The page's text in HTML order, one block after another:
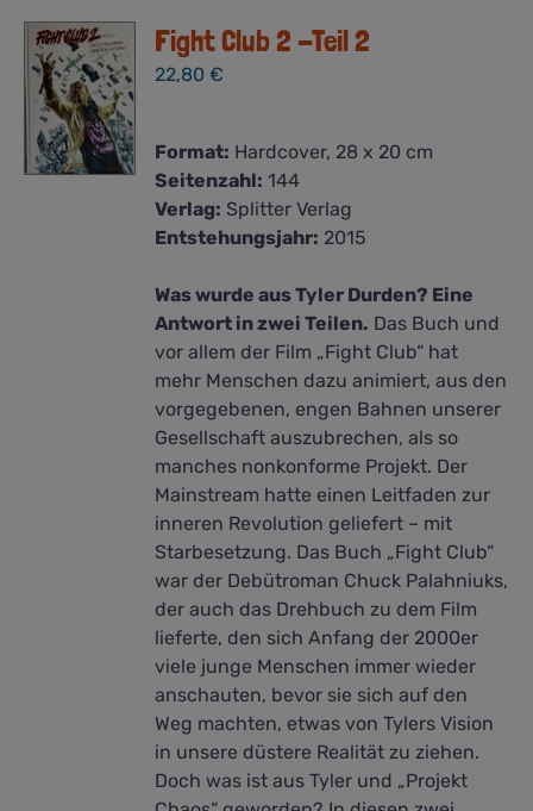
Fight Club 2 -Teil 2
22,80€
Format: Hardcover, 28 x 20 cm
Seitenzahl: 144
Verlag: Splitter Verlag
Entstehungsjahr: 2015
Was wurde aus Tyler Durden? Eine
Antwort in zwei Teilen. Das Buch und
vor allem der Film „Fight Club“ hat
mehr Menschen dazu animiert, aus den
vorgegebenen, engen Bahnen unserer
Gesellschaft auszubrechen, als so
manches nonkonforme Projekt. Der
Mainstream hatte einen Leitfaden zur
inneren Revolution geliefert – mit
Starbesetzung. Das Buch „Fight Club“
war der Debütroman Chuck Palahniuks,
der auch das Drehbuch zu dem Film
lieferte, den sich Anfang der 2000er
viele junge Menschen immer wieder
anschauten, bevor sie sich auf den
Weg machten, etwas von Tylers Vision
in unsere düstere Realität zu ziehen.
Doch was ist aus Tyler und „Projekt